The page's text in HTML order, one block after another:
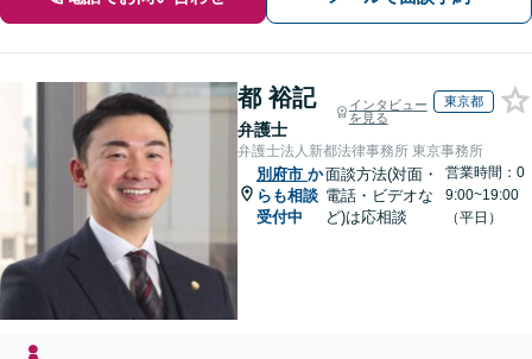
都 裕記
弁護士
インタビュー
を見る
東京都
弁護士法人新都法律事務所 東京事務所
別府市 か
らも相談
受付中
面談方法(対面・
電話・ビデオな
ど)は応相談
営業時間：0
9:00~19:00
（平日）